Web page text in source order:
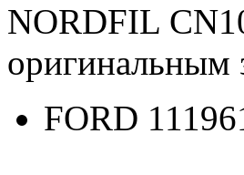
NORDFIL
оригинальным
FORD